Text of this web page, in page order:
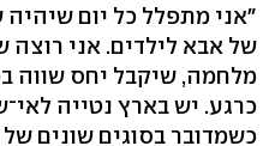
"אני מתפלל כל יום שיהיה
של אבא לילדים. אני רוצה
מלחמה, שיקבל יחס שווה
כרגע. יש בארץ נטייה
כשמדובר בסוגים שונים